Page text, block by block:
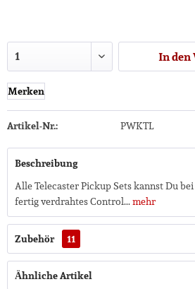
In den
Merken
Artikel-Nr.: PWKTL
Beschreibung
Alle Telecaster Pickup Sets kannst Du
fertig verdrahtes Control...mehr
Zubehör 11
Ähnliche Artikel